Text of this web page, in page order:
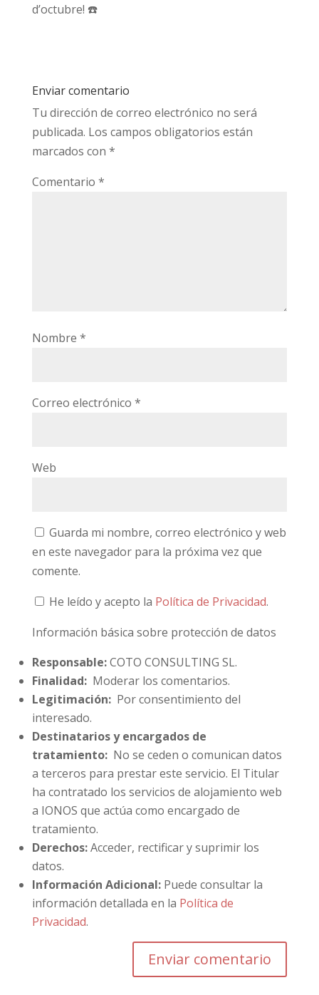
d’octubre! ☎️
Enviar comentario
Tu dirección de correo electrónico no será
publicada. Los campos obligatorios están
marcados con *
Comentario *
Nombre *
Correo electrónico *
Web
Guarda mi nombre, correo electrónico y web
en este navegador para la próxima vez que
comente.
He leído y acepto la Política de Privacidad.
Información básica sobre protección de datos
Responsable:COTO CONSULTING SL.
Finalidad:Moderar los comentarios.
Legitimación:Por consentimiento del
interesado.
Destinatarios y encargados de
tratamiento:No se ceden o comunican datos
a terceros para prestar este servicio. El Titular
ha contratado los servicios de alojamiento web
a IONOS que actúa como encargado de
tratamiento.
Derechos:Acceder, rectificar y suprimir los
datos.
Información Adicional:Puede consultar la
información detallada en la Política de
Privacidad.